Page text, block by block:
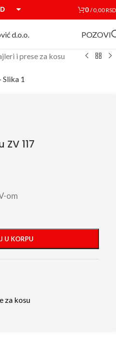
0 /0,00RSD
POZOVI
i prese za kosu
117
om
U KORPU
za kosu